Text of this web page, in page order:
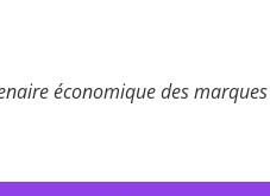
économique des